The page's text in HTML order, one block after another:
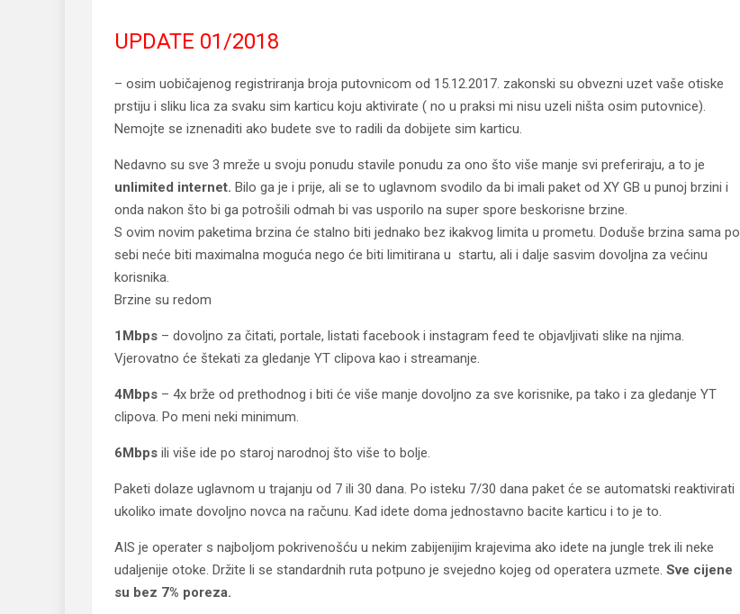
UPDATE 01/2018
– osim uobičajenog registriranja broja putovnicom od 15.12.2017. zakonski su obvezni uzet vaše otiske
prstiju i sliku lica za svaku sim karticu koju aktivirate ( no u praksi mi nisu uzeli ništa osim putovnice).
Nemojte se iznenaditi ako budete sve to radili da dobijete sim karticu.
Nedavno su sve 3 mreže u svoju ponudu stavile ponudu za ono što više manje svi preferiraju, a to je
unlimited internet. Bilo ga je i prije, ali se to uglavnom svodilo da bi imali paket od XY GB u punoj brzini i
onda nakon što bi ga potrošili odmah bi vas usporilo na super spore beskorisne brzine.
S ovim novim paketima brzina će stalno biti jednako bez ikakvog limita u prometu. Doduše brzina sama po
sebi neće biti maximalna moguća nego će biti limitirana u startu, ali i dalje sasvim dovoljna za većinu
korisnika.
Brzine su redom
1Mbps – dovoljno za čitati, portale, listati facebook i instagram feed te objavljivati slike na njima.
Vjerovatno će štekati za gledanje YT clipova kao i streamanje.
4Mbps – 4x brže od prethodnog i biti će više manje dovoljno za sve korisnike, pa tako i za gledanje YT
clipova. Po meni neki minimum.
6Mbps ili više ide po staroj narodnoj što više to bolje.
Paketi dolaze uglavnom u trajanju od 7 ili 30 dana. Po isteku 7/30 dana paket će se automatski reaktivirati
ukoliko imate dovoljno novca na računu. Kad idete doma jednostavno bacite karticu i to je to.
AIS je operater s najboljom pokrivenošću u nekim zabijenijim krajevima ako idete na jungle trek ili neke
udaljenije otoke. Držite li se standardnih ruta potpuno je svejedno kojeg od operatera uzmete. Sve cijene
su bez 7% poreza.